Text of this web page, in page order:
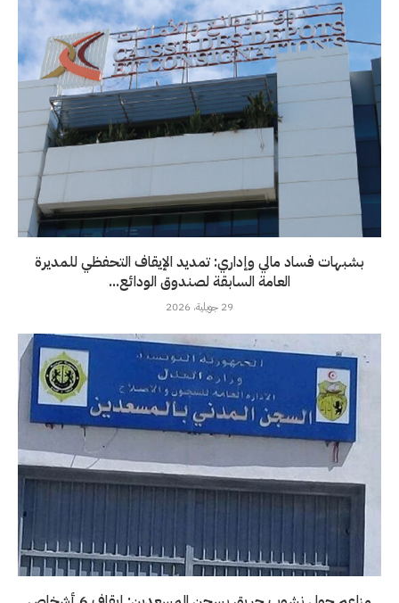
بشبهات فساد مالي وإداري: تمديد الإيقاف التحفظي للمديرة
العامة السابقة لصندوق الودائع...
29 جويلية، 2026